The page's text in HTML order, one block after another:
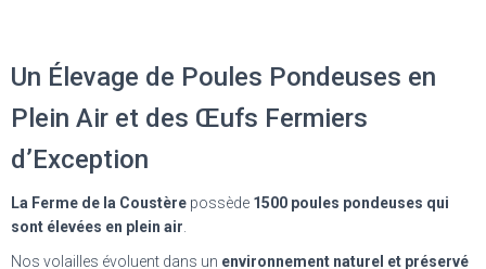
Un Élevage de Poules Pondeuses en
Plein Air et des Œufs Fermiers
d’Exception
La Ferme de la Coustère possède 1500 poules pondeuses qui
sont élevées en plein air
Nos volailles évoluent dans un environnement naturel et préservé